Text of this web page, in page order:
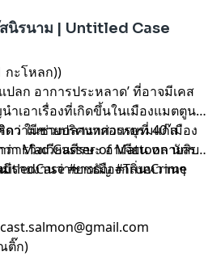
นิรนาม | Untitled Case
กะโหลก))
ปลก อาการประหลาด’ ที่อาจมีเคส
เอาเรื่องที่เกิดขึ้นในเมืองแมตตูน
า ในช่วงกลางทศวรรษที่ 40 เมือง
ารวิงเวียนศีรษะ อาเจียน หลายสิบ
รายงานว่าชาวเมืองกลิ่นหวานๆ
ว่ามีชายปริศนาก่อเหตุรมแก๊ส
า Mad Gasser of Mattoon นักรม
#ยชธัญ #TrueCrime
ติ๊ก)